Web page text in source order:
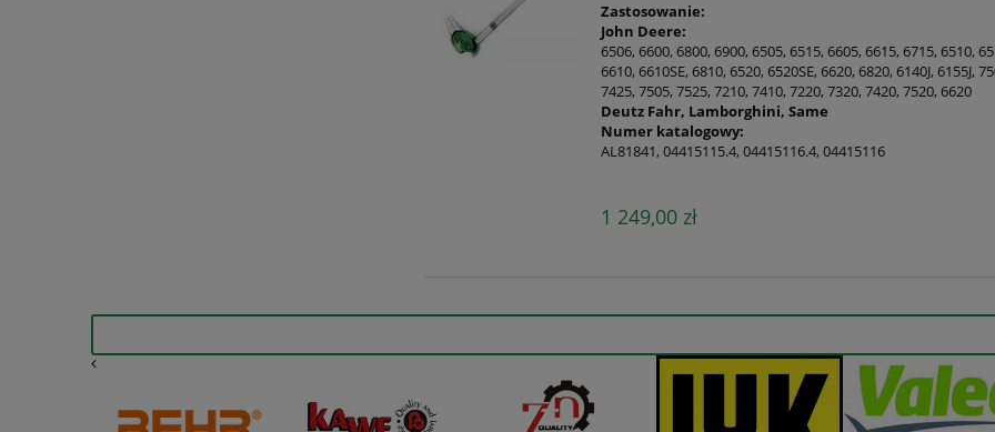
Zastosowanie:
John Deere:
6506, 6600, 6800, 6900, 6505, 6515, 6605, 6615, 6715, 6510,
6610, 6610SE, 6810, 6520, 6520SE, 6620, 6820, 6140J, 6155J,
7425, 7505, 7525, 7210, 7410, 7220, 7320, 7420, 7520, 6620
Deutz Fahr, Lamborghini, Same
Numer katalogowy:
AL81841, 04415115.4, 04415116.4, 04415116
1 249,00 zł